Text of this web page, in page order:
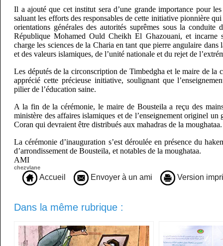
Il a ajouté que cet institut sera d’une grande importance pour
saluant les efforts des responsables de cette initiative pionnière
orientations générales des autorités suprêmes sous la conduite
République Mohamed Ould Cheikh El Ghazouani, et incarne
charge les sciences de la Charia en tant que pierre angulaire dans
et des valeurs islamiques, de l’unité nationale et du rejet de
Les députés de la circonscription de Timbedgha et le maire de la
apprécié cette précieuse initiative, soulignant que
pilier de l’éducation saine.
A la fin de la cérémonie, le maire de Bousteila a reçu des
ministère des affaires islamiques et de l’enseignement originel
Coran qui devraient être distribués aux mahadras de la moughataa.
La cérémonie d’inauguration s’est déroulée en présence du
d’arrondissement de Bousteila, et notables de la moughataa.
AMI
chezvlane
Accueil Envoyer à un ami Version
Dans la même rubrique :